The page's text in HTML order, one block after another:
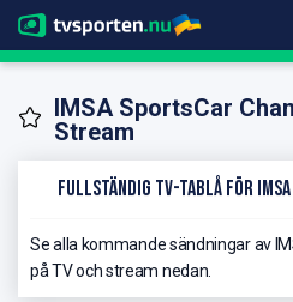
IMSA SportsCar
Stream
Fullständig TV-Tablå för
Se alla kommande sändningar av
på TV och stream nedan.